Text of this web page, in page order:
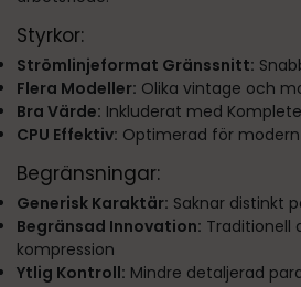
Styrkor:
Strömlinjeformat Gränssnitt:
Flera Modeller: Olika vintage och
Bra Värde: Inkluderat med
CPU Effektiv: Optimerad för
Begränsningar:
Generisk Karaktär: Saknar distinkt
Begränsad Innovation: Traditionell
kompression
Ytlig Kontroll: Mindre detaljerad